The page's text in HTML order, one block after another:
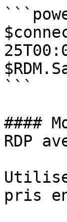
```
####
RDP
pris